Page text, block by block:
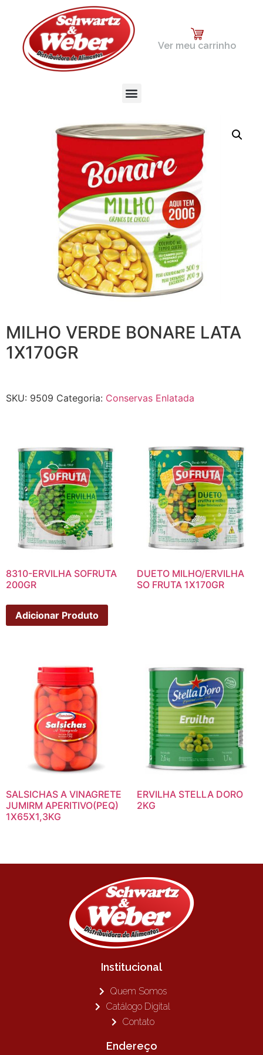
Ver meu carrinho
MILHO VERDE BONARE LATA
1X170GR
SKU: 9509 Categoria: Conservas Enlatada
8310-ERVILHA SOFRUTA
200GR
Adicionar Produto
DUETO MILHO/ERVILHA
SO FRUTA 1X170GR
SALSICHAS A VINAGRETE
JUMIRM APERITIVO(PEQ)
1X65X1,3KG
ERVILHA STELLA DORO
2KG
Institucional
Quem Somos
Catálogo Digital
Contato
Endereço